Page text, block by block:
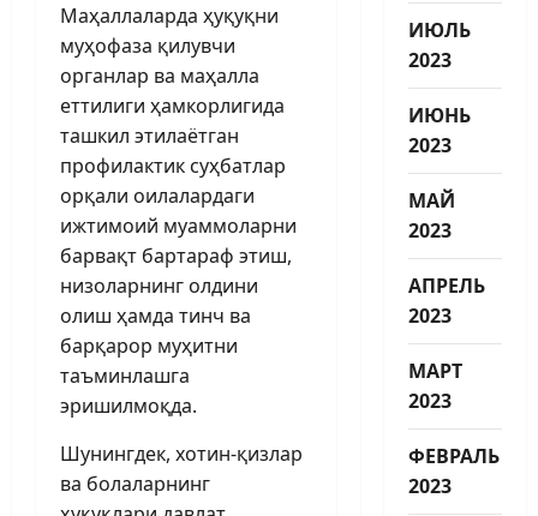
Маҳаллаларда ҳуқуқни
муҳофаза қилувчи
органлар ва маҳалла
еттилиги ҳамкорлигида
ташкил этилаётган
профилактик суҳбатлар
орқали оилалардаги
ижтимоий муаммоларни
барвақт бартараф этиш,
низоларнинг олдини
олиш ҳамда тинч ва
барқарор муҳитни
таъминлашга
эришилмоқда.
Шунингдек, хотин-қизлар
ва болаларнинг
ИЮЛЬ
2023
ИЮНЬ
2023
МАЙ
2023
АПРЕЛЬ
2023
МАРТ
2023
ФЕВРАЛЬ
2023